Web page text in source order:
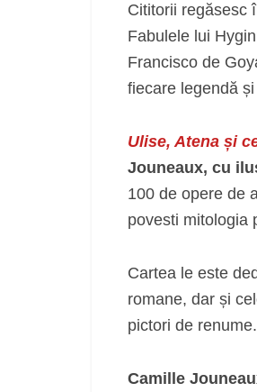
Cititorii regăsesc
Fabulele lui
Francisco de
fiecare legendă
Ulise, Atena și
Jouneaux, cu
100 de opere de
povesti mitologia
Cartea le este
romane, dar și
pictori de renume.
Camille